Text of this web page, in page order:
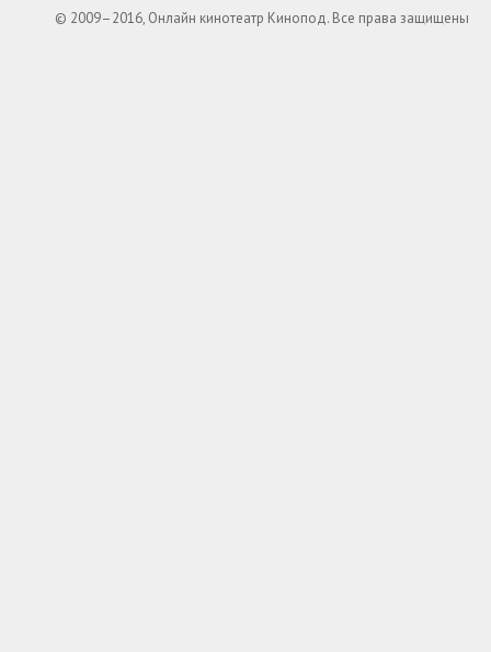
© 2009–2016, Онлайн кинотеатр Кинопод. Все права защищены